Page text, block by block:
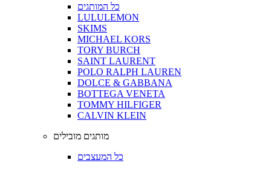
כל המותגים
LULULEMON
SKIMS
MICHAEL KORS
TORY BURCH
SAINT LAURENT
POLO RALPH LAUREN
DOLCE & GABBANA
BOTTEGA VENETA
TOMMY HILFIGER
CALVIN KLEIN
מותגים מובילים
כל המעצבים